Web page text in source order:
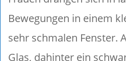
Bewegungen in einem
sehr schmalen Fenster.
Glas, dahinter ein